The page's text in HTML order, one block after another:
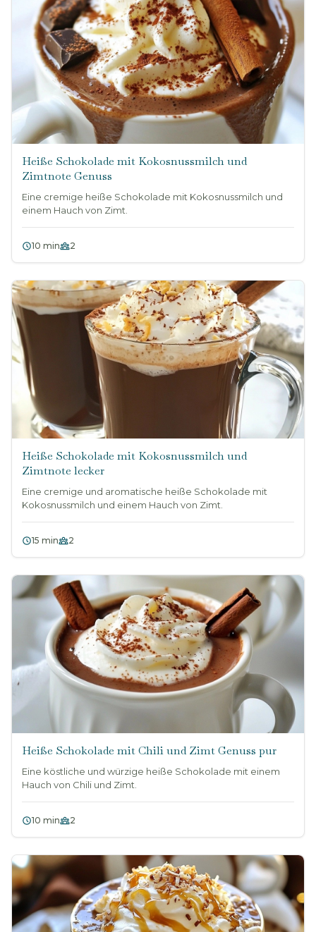
Heiße Schokolade mit Kokosnussmilch und
Zimtnote Genuss
Eine cremige heiße Schokolade mit Kokosnussmilch und
einem Hauch von Zimt.
10 min 2
Heiße Schokolade mit Kokosnussmilch und
Zimtnote lecker
Eine cremige und aromatische heiße Schokolade mit
Kokosnussmilch und einem Hauch von Zimt.
15 min 2
Heiße Schokolade mit Chili und Zimt Genuss pur
Eine köstliche und würzige heiße Schokolade mit einem
Hauch von Chili und Zimt.
10 min 2